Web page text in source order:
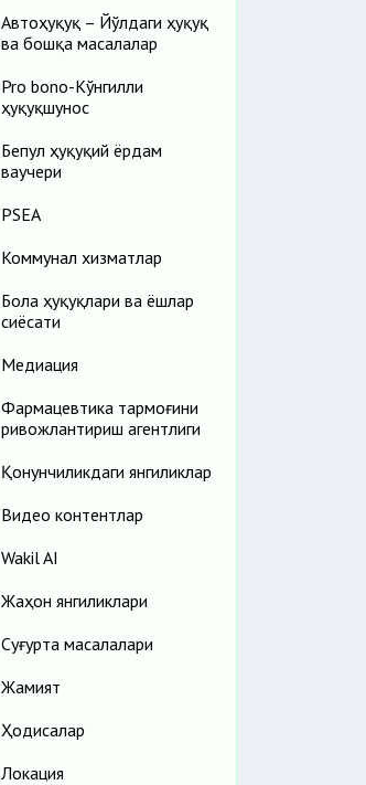
Автоҳуқуқ – Йўлдаги ҳуқуқ
ва бошқа масалалар
Pro bono-Кўнгилли
ҳуқуқшунос
Бепул ҳуқуқий ёрдам
ваучери
PSEA
Коммунал хизматлар
Бола ҳуқуқлари ва ёшлар
сиёсати
Медиация
Фармацевтика тармоғини
ривожлантириш агентлиги
Қонунчиликдаги янгиликлар
Видео контентлар
Wakil AI
Жаҳон янгиликлари
Cуғурта масалалари
Жамият
Ҳодисалар
Локация